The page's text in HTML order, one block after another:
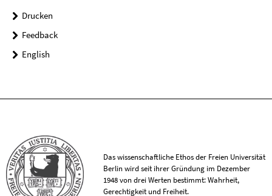
Drucken
Feedback
English
Das wissenschaftliche Ethos der Freien Universität
Berlin wird seit ihrer Gründung im Dezember
1948 von drei Werten bestimmt: Wahrheit,
Gerechtigkeit und Freiheit.